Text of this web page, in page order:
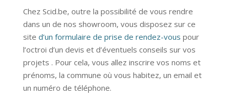
Chez Scid.be, outre la possibilité de vous rendre
dans un de nos showroom, vous disposez sur ce
site d’un formulaire de prise de rendez-vous pour
l’octroi d’un devis et d’éventuels conseils sur vos
projets . Pour cela, vous allez inscrire vos noms et
prénoms, la commune où vous habitez, un email et
un numéro de téléphone.